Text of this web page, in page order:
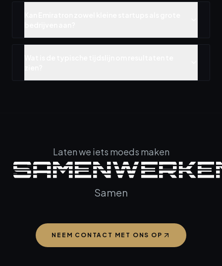
Laten we iets moeds maken
Samen
NEEM CONTACT MET ONS OP